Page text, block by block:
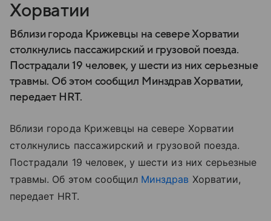
Хорватии
Вблизи города Крижевцы на севере Хорватии
столкнулись пассажирский и грузовой поезда.
Пострадали 19 человек, у шести из них серьезные
травмы. Об этом сообщил Минздрав Хорватии,
передает HRT.
Вблизи города Крижевцы на севере Хорватии
столкнулись пассажирский и грузовой поезда.
Пострадали 19 человек, у шести из них серьезные
травмы. Об этом сообщил Минздрав Хорватии,
передает HRT.